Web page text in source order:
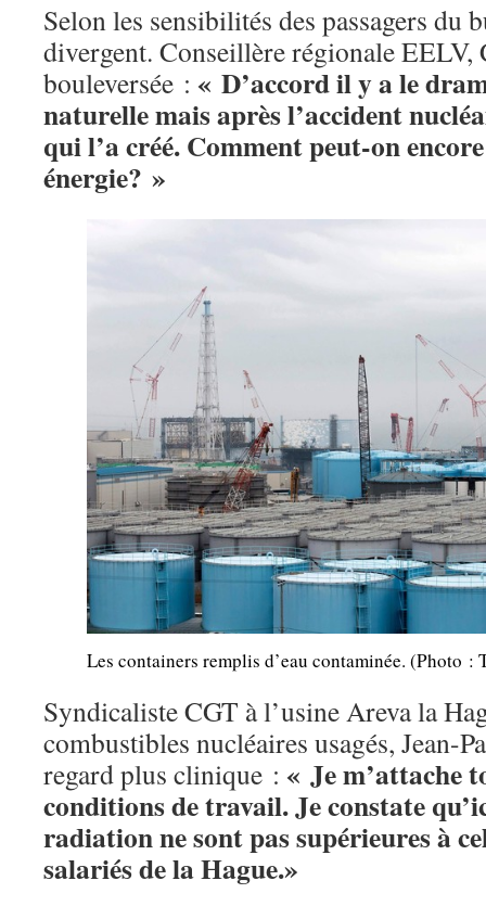
Selon les sensibilités des passagers du
divergent. Conseillère régionale
bouleversée : « D’accord il y a le
naturelle mais après l’accident
qui l’a créé. Comment peut-on
énergie? »
Les containers remplis d’eau contaminée. (Photo :
Syndicaliste CGT à l’usine Areva la
combustibles nucléaires usagés, Jean-
regard plus clinique : « Je m’attache
conditions de travail. Je constate
radiation ne sont pas supérieures à
salariés de la Hague.»